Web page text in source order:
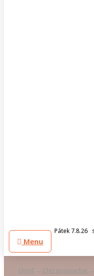
Pátek 7.8.26
Menu
Úvod → Chci poslouchat →